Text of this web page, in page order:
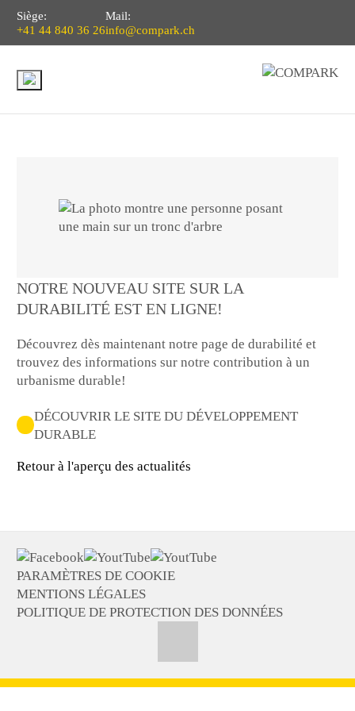
Siège:
+41 44 840 36 26
Mail:
info@compark.ch
NOTRE NOUVEAU SITE SUR LA
DURABILITÉ EST EN LIGNE!
Découvrez dès maintenant notre page de durabilité et
trouvez des informations sur notre contribution à un
urbanisme durable!
DÉCOUVRIR LE SITE DU DÉVELOPPEMENT
DURABLE
Retour à l'aperçu des actualités
PARAMÈTRES DE COOKIE
MENTIONS LÉGALES
POLITIQUE DE PROTECTION DES DONNÉES